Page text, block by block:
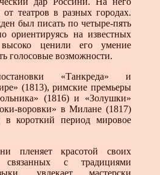
от театров в разных городах.
был писать по четыре-пять
ориентируясь на известных
ценили его умение
голосовые возможности.
«Танкреда» и
(1813), римские премьеры
(1816) и «Золушки»
воровки» в Милане (1817)
в короткий период мировое
пленяет красотой своих
с традициями
увлекает мастерски